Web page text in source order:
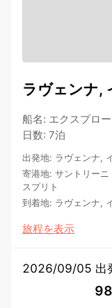
ラヴェンナ,
船名: エクスプロ
日数: 7泊
出発地: ラヴェンナ,
寄港地: サントリーニ
スプリト
到着地: ラヴェンナ,
旅程を表示
2026/09/05 出